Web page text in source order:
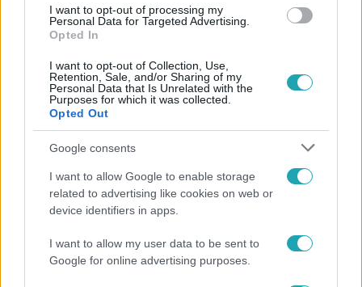
I want to opt-out of processing my
Personal Data for Targeted Advertising.
Opted In
I want to opt-out of Collection, Use,
Retention, Sale, and/or Sharing of my
Personal Data that Is Unrelated with the
Purposes for which it was collected.
Opted Out
Google consents
I want to allow Google to enable storage
related to advertising like cookies on web or
device identifiers in apps.
I want to allow my user data to be sent to
Google for online advertising purposes.
ELŐZETESEK # VAGYONNYILATKOZAT KORRUPCIÓ
Népszerű